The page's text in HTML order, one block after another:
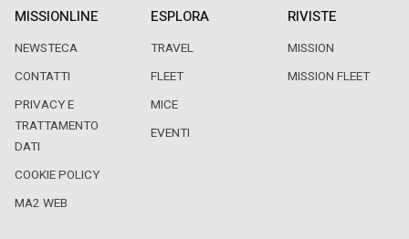
MISSIONLINE
NEWSTECA
CONTATTI
PRIVACY E
TRATTAMENTO
DATI
COOKIE POLICY
MA2 WEB
ESPLORA
TRAVEL
FLEET
MICE
EVENTI
RIVISTE
MISSION
MISSION FLEET